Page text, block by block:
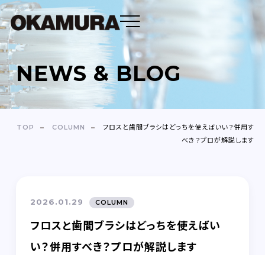
DENTAL FLOSS
TOOTH BRUSH
COMPANY
NEWS＆BLOG
NEWS & BLOG
TOP COLUMN
フロスと歯間ブラシはどっちを使えばいい？併用す
べき？プロが解説します
2026.01.29 COLUMN
フロスと歯間ブラシはどっちを使えばい
い？併用すべき？プロが解説します